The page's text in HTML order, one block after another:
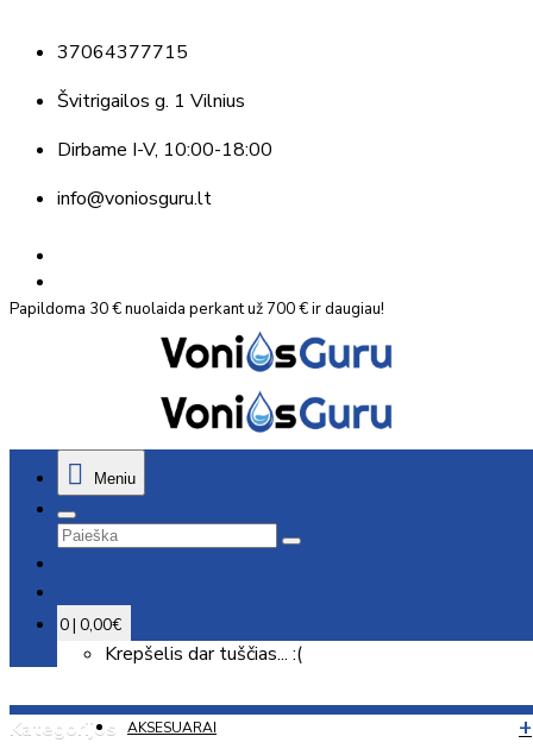
37064377715
Švitrigailos g. 1 Vilnius
Dirbame I-V, 10:00-18:00
info@voniosguru.lt
Papildoma 30 € nuolaida perkant už 700 € ir daugiau!
Meniu
0 | 0,00€
Krepšelis dar tuščias... :(
Kategorijos AKSESUARAI